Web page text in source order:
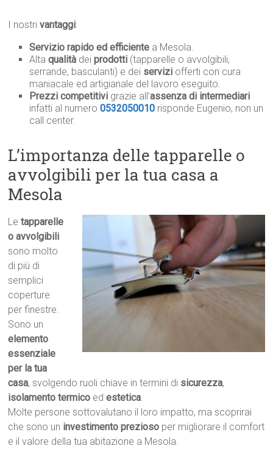
I nostrivantaggi:
Servizio rapido ed efficiente a Mesola.
Altaqualità deiprodotti (tapparelle o avvolgibili,
serrande, basculanti) e dei servizi offerti con cura
maniacale ed artigianale del lavoro eseguito.
Prezzi competitivi grazie all’assenza di intermediari
infatti al numero0532050010 risponde Eugenio, non un
call center.
L’importanza delle tapparelle o
avvolgibili per la tua casa a
Mesola
Letapparelle
o avvolgibili
sono molto
di più di
semplici
coperture
per finestre.
Sono un
elemento
essenziale
per la tua
casa, svolgendo ruoli chiave in termini di sicurezza,
isolamento termico edestetica.
Molte persone sottovalutano il loro impatto, ma scoprirai
che sono un investimento prezioso per migliorare il comfort
e il valore della tua abitazione a Mesola.